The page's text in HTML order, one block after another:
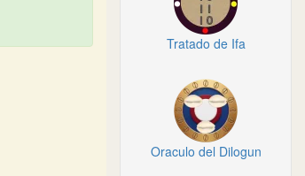
Tratado de Ifa
Oraculo del Dilogun